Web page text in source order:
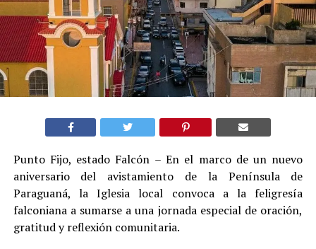
Punto Fijo, estado Falcón – En el marco de un nuevo
aniversario del avistamiento de la Península de
Paraguaná, la Iglesia local convoca a la feligresía
falconiana a sumarse a una jornada especial de oración,
gratitud y reflexión comunitaria.